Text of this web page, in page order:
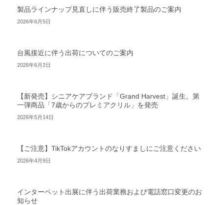
製品ラインナップ見直しに伴う販売終了製品のご案内
2026年6月5日
台風接近に伴う出荷についてのご案内
2026年6月2日
【新発売】シニアケアブランド「Grand Harvest」誕生。第
一弾商品「7歳からのプレミアクリル」を発売
2026年5月14日
【ご注意】TikTokアカウントのなりすましにご注意ください
2026年4月9日
インターペット出展に伴う出荷業務および電話窓口変更のお
知らせ